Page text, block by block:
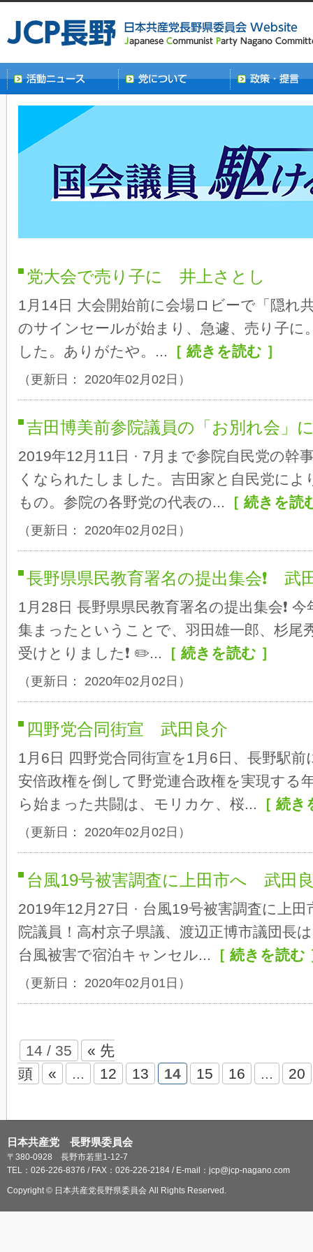
党大会で売り子に 井上さとし
1月14日 大会開始前に会場ロビーで「隠れ
のサインセールが始まり、急遽、売り子に
した。ありがたや。... ［ 続きを読む ］
（更新日： 2020年02月02日）
吉田博美前参院議員の「お別れ会」
2019年12月11日 · 7月まで参院自民党の幹
くなられたしました。吉田家と自民党によ
もの。参院の各野党の代表の... ［ 続きを読
（更新日： 2020年02月02日）
長野県県民教育署名の提出集会❗ 武
1月28日 長野県県民教育署名の提出集会❗
集まったということで、羽田雄一郎、杉尾
受けとりました❗ ✏️... ［ 続きを読む ］
（更新日： 2020年02月02日）
四野党合同街宣 武田良介
1月6日 四野党合同街宣を1月6日、長野駅
安倍政権を倒して野党連合政権を実現する
ら始まった共闘は、モリカケ、桜... ［ 続
（更新日： 2020年02月02日）
台風19号被害調査に上田市へ 武田
2019年12月27日 · 台風19号被害調査に上
院議員！高村京子県議、渡辺正博市議団長
台風被害で宿泊キャンセル... ［ 続きを読む
（更新日： 2020年02月01日）
14 / 35
« 先
頭
« ... 12 13 14 15 16 ... 20
日本共産党 長野県委員会
〒380-0928 長野市若里1-12-7
TEL：026-226-8376 / FAX：026-226-2184 / E-mail：jcp@jcp-nagano.com
Copyright © 日本共産党長野県委員会 All Rights Reserved.